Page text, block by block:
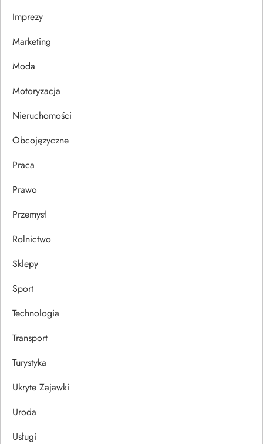
w
p
u
Imprezy
Marketing
Moda
Motoryzacja
Nieruchomości
Obcojęzyczne
Praca
Prawo
Przemysł
Rolnictwo
Sklepy
Sport
Technologia
Transport
Turystyka
Ukryte Zajawki
Uroda
Usługi